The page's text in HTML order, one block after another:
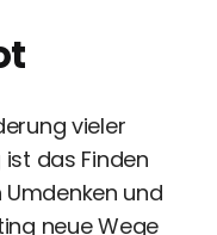
vieler
das Finden
Umdenken und
neue Wege